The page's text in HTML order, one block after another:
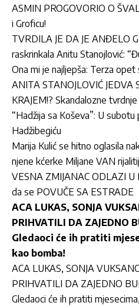
ASMIN PROGOVORIO O
i Groficu!
TVRDILA JE DA JE ANĐELO
raskrinkala Anitu Stanojlović:
Ona mi je najljepša: Terza opet
ANITA STANOJLOVIĆ JEDVA
KRAJEM!? Skandalozne
“Hadžija sa Koševa”: U
Hadžibegiću
Marija Kulić se hitno oglasila
njene kćerke Miljane VAN
VESNA ZMIJANAC ODLAZI U
da se POVUČE SA ESTRADE
ACA LUKAS, SONJA
PRIHVATILI DA ZAJEDNO
Gledaoci će ih pratiti
kao bomba!
ACA LUKAS, SONJA
PRIHVATILI DA ZAJEDNO
Gledaoci će ih pratiti